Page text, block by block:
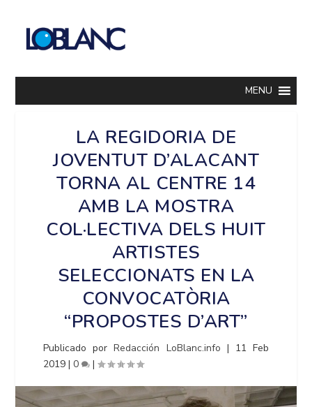
MENU
LA REGIDORIA DE
JOVENTUT D’ALACANT
TORNA AL CENTRE 14
AMB LA MOSTRA
COL·LECTIVA DELS HUIT
ARTISTES
SELECCIONATS EN LA
CONVOCATÒRIA
“PROPOSTES D’ART”
Publicado porRedacción LoBlanc.info | 11 Feb
2019 |0 |